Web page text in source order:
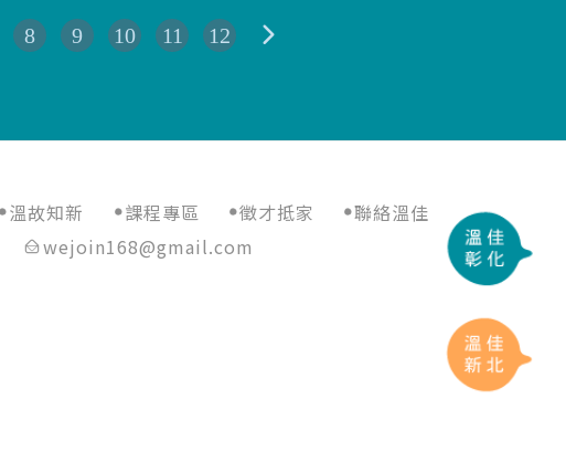
8 9 10 11 12
wejoin168@gmail.com
溫故知新 課程專區 徵才抵家 聯絡溫佳